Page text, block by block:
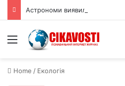
Menu
Home / Екологія